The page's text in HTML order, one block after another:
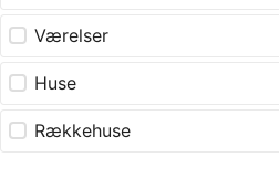
Værelser
Huse
Rækkehuse